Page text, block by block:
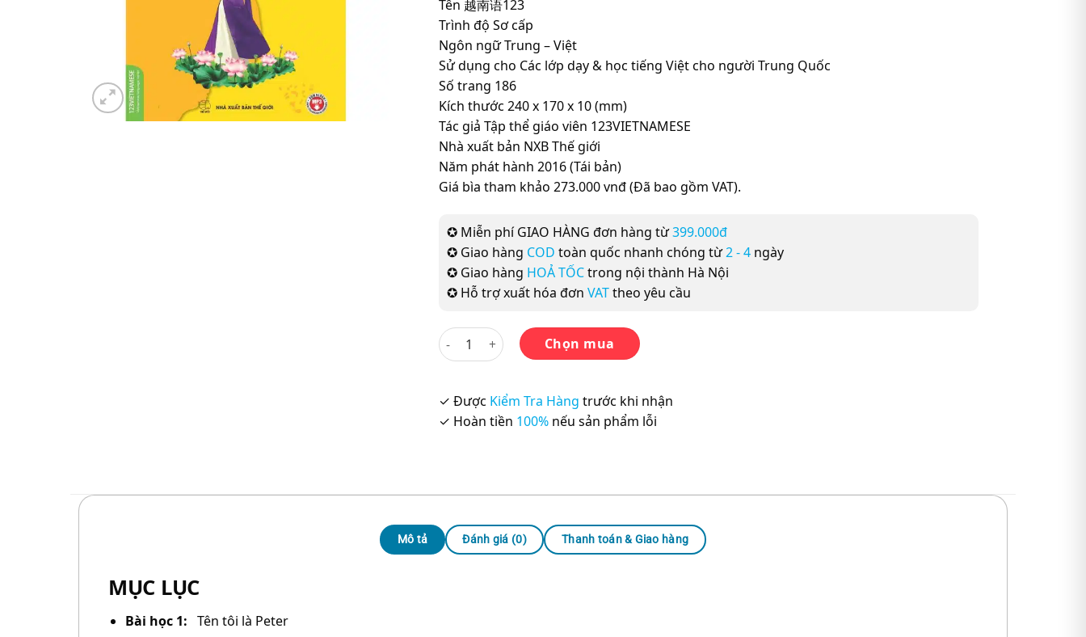
Tên 越南语123
Trình độ Sơ cấp
Ngôn ngữ Trung – Việt
Sử dụng cho Các lớp dạy & học tiếng Việt cho người Trung Quốc
Số trang 186
Kích thước 240 x 170 x 10 (mm)
Tác giả Tập thể giáo viên 123VIETNAMESE
Nhà xuất bản NXB Thế giới
Năm phát hành 2016 (Tái bản)
Giá bìa tham khảo 273.000 vnđ (Đã bao gồm VAT).
✪ Miễn phí GIAO HÀNG đơn hàng từ399.000đ
✪ Giao hàng COD toàn quốc nhanh chóng từ2 - 4 ngày
✪ Giao hàng HOẢ TỐCtrong nội thành Hà Nội
✪ Hỗ trợ xuất hóa đơn VATtheo yêu cầu
Giáo trình 越南语123, trình độ A, cho người Trung Quốc số lượng
Chọn mua
✓ Được Kiểm Tra Hàng trước khi nhận
✓ Hoàn tiền 100% nếu sản phẩm lỗi
Mô tả Đánh giá (0) Thanh toán & Giao hàng
MỤC LỤC
Bài học 1: Tên tôi là Peter